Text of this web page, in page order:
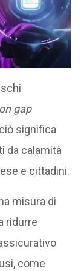
gap
significa
da calamità
e cittadini.
misura di
ridurre
come